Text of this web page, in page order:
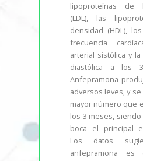
lipoproteínas de
(LDL), las
densidad (HDL),
frecuencia
arterial sistólica y
diastólica a los
Anfepramona
adversos leves, y
mayor número que
los 3 meses,
boca el principal
Los datos
anfepramona